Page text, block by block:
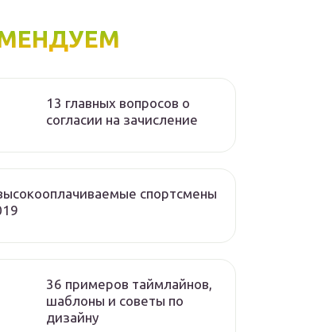
13 главных вопросов о
согласии на зачисление
спортсмены
36 примеров таймлайнов,
шаблоны и советы по
дизайну